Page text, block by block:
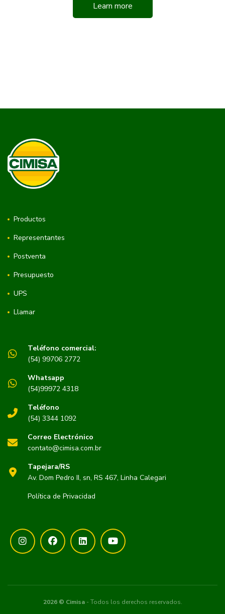
Learn more
Productos
Representantes
Postventa
Presupuesto
UPS
Llamar
Teléfono comercial:
(54) 99706 2772
Whatsapp
(54)99972 4318
Teléfono
(54) 3344 1092
Correo Electrónico
contato@cimisa.com.br
Tapejara/RS
Av. Dom Pedro II, sn, RS 467, Linha Calegari
Política de Privacidad
2026 © Cimisa- Todos los derechos reservados.